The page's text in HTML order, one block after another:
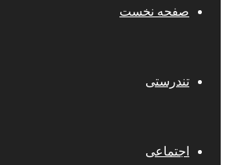
صفحه نخست
تندرستی
اجتماعی